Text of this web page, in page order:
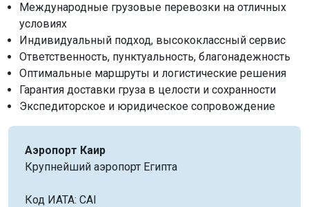
Международные грузовые перевозки на отличных
условиях
Индивидуальный подход, высококлассный сервис
Ответственность, пунктуальность, благонадежность
Оптимальные маршруты и логистические решения
Гарантия доставки груза в целости и сохранности
Экспедиторское и юридическое сопровождение
Аэропорт Каир
Крупнейший аэропорт Египта
Код ИАТА: CAI